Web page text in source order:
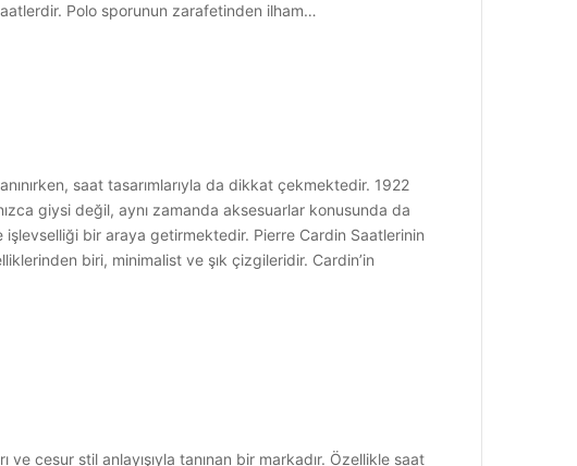
Polo sporunun zarafetinden ilham…
saat tasarımlarıyla da dikkat çekmektedir. 1922
giysi değil, aynı zamanda aksesuarlar konusunda da
işlevselliği bir araya getirmektedir. Pierre Cardin Saatlerinin
biri, minimalist ve şık çizgileridir. Cardin’in
ve cesur stil anlayışıyla tanınan bir markadır. Özellikle saat